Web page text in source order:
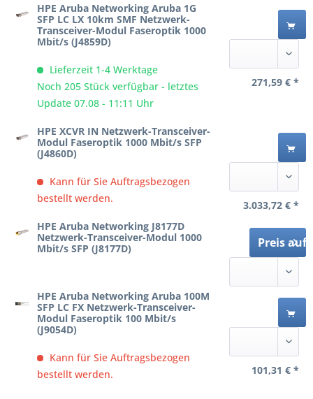
HPE Aruba Networking Aruba 1G
SFP LC LX 10km SMF Netzwerk-
Transceiver-Modul Faseroptik 1000
Mbit/s (J4859D)
Lieferzeit 1-4 Werktage
Noch 205 Stück verfügbar - letztes
Update 07.08 - 11:11 Uhr
271,59 € *
HPE XCVR IN Netzwerk-Transceiver-
Modul Faseroptik 1000 Mbit/s SFP
(J4860D)
Kann für Sie Auftragsbezogen
bestellt werden.
3.033,72 € *
HPE Aruba Networking J8177D
Netzwerk-Transceiver-Modul 1000
Mbit/s SFP (J8177D)
Preis auf
HPE Aruba Networking Aruba 100M
SFP LC FX Netzwerk-Transceiver-
Modul Faseroptik 100 Mbit/s
(J9054D)
Kann für Sie Auftragsbezogen
bestellt werden.
101,31 € *